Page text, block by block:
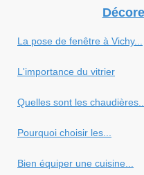
La pose de fenêtre à Vichy...
L'importance du vitrier
Quelles sont les
Pourquoi choisir les...
Bien équiper une cuisine...